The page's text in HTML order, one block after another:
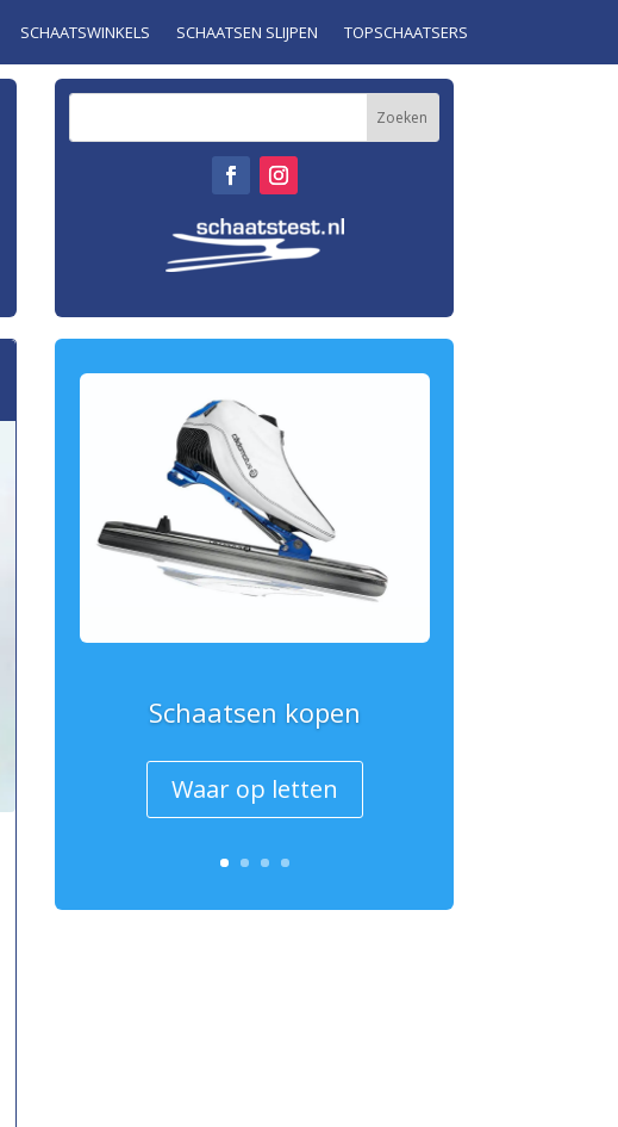
SCHAATSWINKELS SCHAATSEN SLIJPEN TOPSCHAATSERS
Schaatsen kopen
Waar op letten